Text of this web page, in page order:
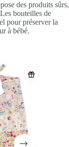
des produits sûrs,
bouteilles de
pour préserver la
à bébé.